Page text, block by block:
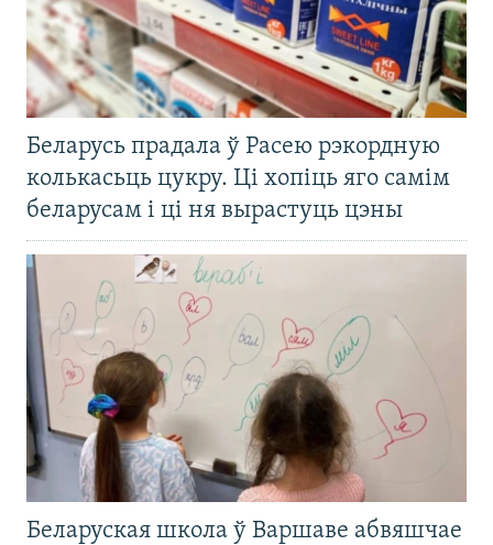
Беларусь прадала ў Расею рэкордную
колькасьць цукру. Ці хопіць яго самім
беларусам і ці ня вырастуць цэны
Беларуская школа ў Варшаве абвяшчае